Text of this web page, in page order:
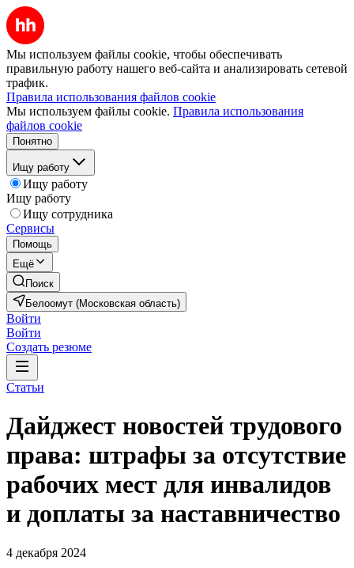
Мы используем файлы cookie, чтобы обеспечивать
правильную работу нашего веб-сайта и анализировать сетевой
трафик.
Правила использования файлов cookie
Мы используем файлы cookie. Правила использования
файлов cookie
Понятно
Ищу работу
Ищу работу
Ищу работу
Ищу сотрудника
Сервисы
Помощь
Ещё
Поиск
Белоомут (Московская область)
Войти
Войти
Создать резюме
Статьи
Дайджест новостей трудового
права: штрафы за отсутствие
рабочих мест для инвалидов
и доплаты за наставничество
4 декабря 2024